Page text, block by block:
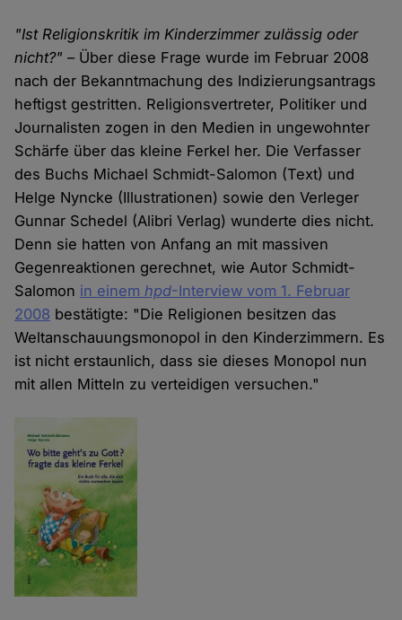
"Ist Religionskritik im Kinderzimmer zulässig oder
nicht?" – Über diese Frage wurde im Februar 2008
nach der Bekanntmachung des Indizierungsantrags
heftigst gestritten. Religionsvertreter, Politiker und
Journalisten zogen in den Medien in ungewohnter
Schärfe über das kleine Ferkel her. Die Verfasser
des Buchs Michael Schmidt-Salomon (Text) und
Helge Nyncke (Illustrationen) sowie den Verleger
Gunnar Schedel (Alibri Verlag) wunderte dies nicht.
Denn sie hatten von Anfang an mit massiven
Gegenreaktionen gerechnet, wie Autor Schmidt-
Salomon in einemhpd-Interview vom 1. Februar
2008 bestätigte: "Die Religionen besitzen das
Weltanschauungsmonopol in den Kinderzimmern. Es
ist nicht erstaunlich, dass sie dieses Monopol nun
mit allen Mitteln zu verteidigen versuchen."